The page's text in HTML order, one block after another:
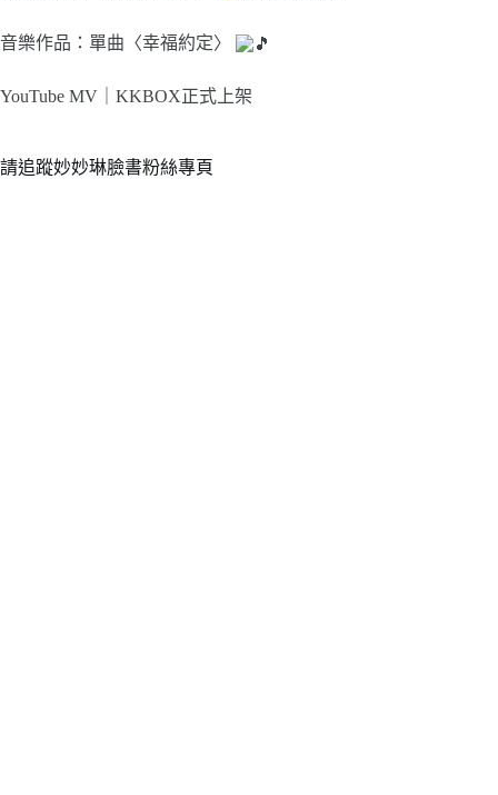
音樂作品：單曲〈幸福約定〉
YouTube MV｜ KKBOX正式上架
請追蹤妙妙琳臉書粉絲專頁